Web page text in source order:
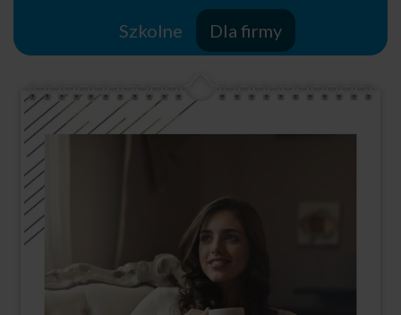
Szkolne
Dla firmy